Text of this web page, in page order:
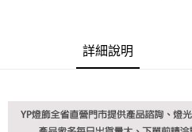
詳細說明